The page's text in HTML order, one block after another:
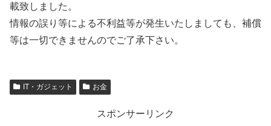
載致しました。
情報の誤り等による不利益等が発生いたしましても、補償
等は一切できませんのでご了承下さい。
IT・ガジェット お金
スポンサーリンク